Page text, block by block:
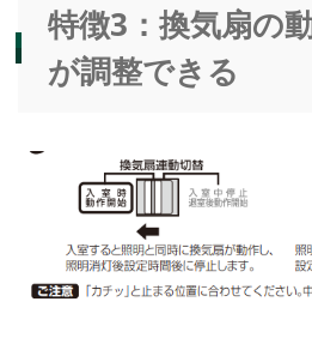
特徴3：換気扇の
が調整できる